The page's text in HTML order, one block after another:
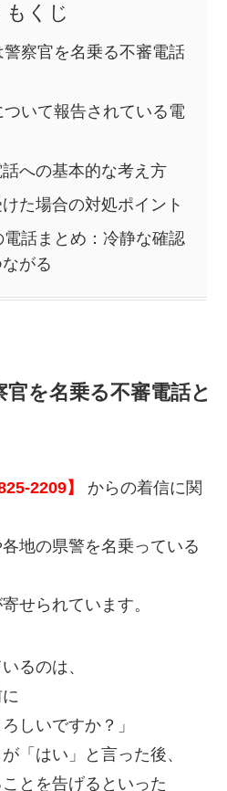
もくじ
察官を名乗る不審電話
いて報告されている電
への基本的な考え方
た場合の対処ポイント
話まとめ：冷静な確認
がる
官を名乗る不審電話と
2209】
からの着信に関
地の県警を名乗っている
せられています。
るのは、
しいですか？」
「はい」と言った後、
とを告げるといった